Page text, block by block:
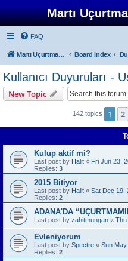
Martı
FAQ
Martı Uçurtma Kulübü Board index
Kullanıcı Duyuruları -
New Topic
142 topics 1 2
Kulup aktif mi?
Last post by Halit « Fri Jun 23,
Replies: 3
2015 Bitiyor
Last post by Halit « Sat Dec 19,
Replies: 2
ADANA'DA
Last post by zahitmungan « Thu
Evleniyorum
Last post by Spectre « Sun
Replies: 2